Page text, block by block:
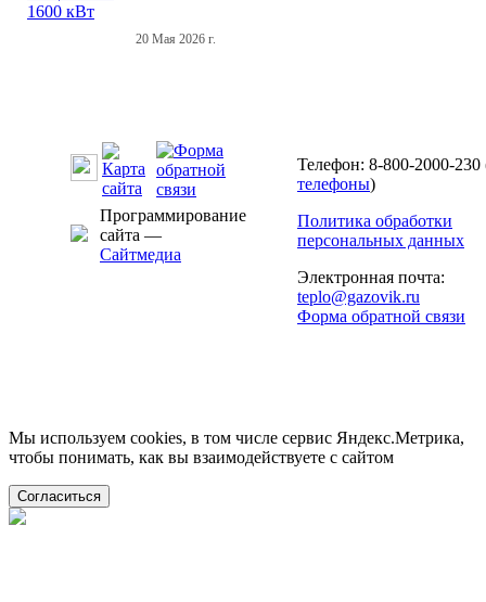
20 Мая 2026 г.
Программирование
сайта —
Сайтмедиа
Телефон: 8-800-2000-230
телефоны)
Политика обработки
персональных данных
Электронная почта:
teplo@gazovik.ru
Форма обратной связи
Мы используем cookies, в том числе сервис Яндекс.Метрика,
чтобы понимать, как вы взаимодействуете с сайтом
Согласиться